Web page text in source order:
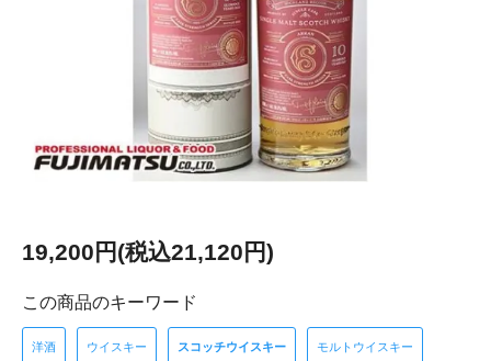
19,200円(税込21,120円)
この商品のキーワード
洋酒 ウイスキー スコッチウイスキー モルトウイスキー